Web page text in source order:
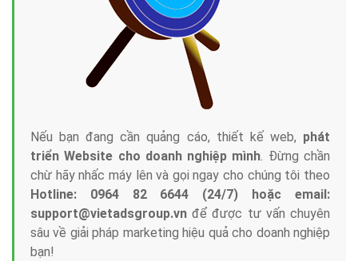
Nếu bạn đang cần quảng cáo, thiết kế web, phát
triển Website cho doanh nghiệp mình. Đừng chần
chừ hãy nhấc máy lên và gọi ngay cho chúng tôi theo
Hotline: 0964 82 6644 (24/7) hoặc email:
support@vietadsgroup.vn để được tư vấn chuyên
sâu về giải pháp marketing hiệu quả cho doanh nghiệp
bạn!